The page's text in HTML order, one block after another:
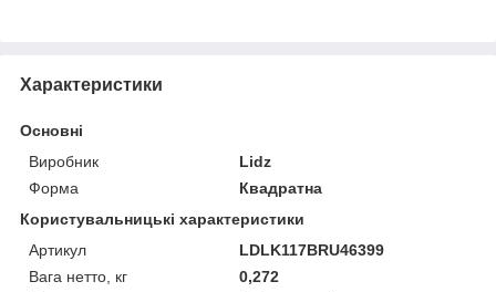
Характеристики
Основні
Виробник
Lidz
Форма
Квадратна
Користувальницькі характеристики
Артикул
LDLK117BRU46399
Вага нетто, кг
0,272